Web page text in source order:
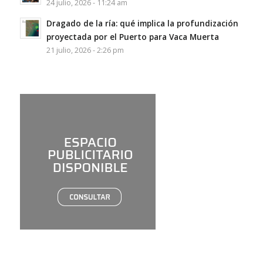
24 julio, 2026 - 11:24 am
Dragado de la ría: qué implica la profundización
proyectada por el Puerto para Vaca Muerta
21 julio, 2026 - 2:26 pm